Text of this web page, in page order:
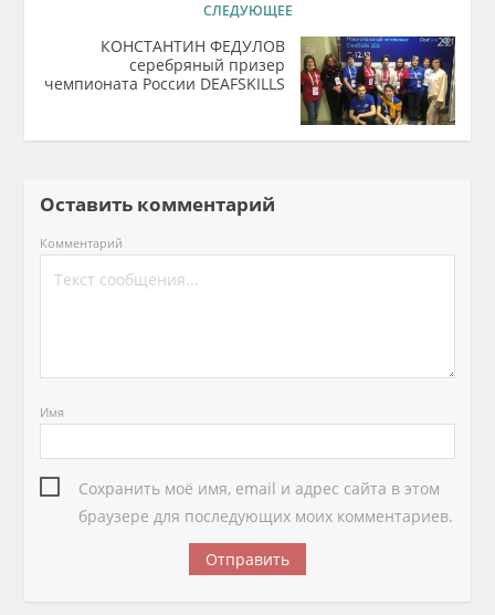
СЛЕДУЮЩЕЕ
КОНСТАНТИН ФЕДУЛОВ
серебряный призер
чемпионата России DEAFSKILLS
Оставить комментарий
Комментарий
Имя
Сохранить моё имя, email и адрес сайта в этом
браузере для последующих моих комментариев.